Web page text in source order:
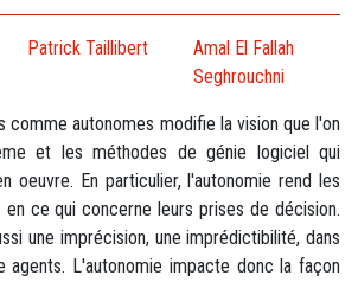
Patrick Taillibert
Amal El Fallah
Seghrouchni
comme autonomes modifie la vision que l'on
et les méthodes de génie logiciel qui
oeuvre. En particulier, l'autonomie rend les
ce qui concerne leurs prises de décision.
une imprécision, une imprédictibilité, dans
agents. L'autonomie impacte donc la façon